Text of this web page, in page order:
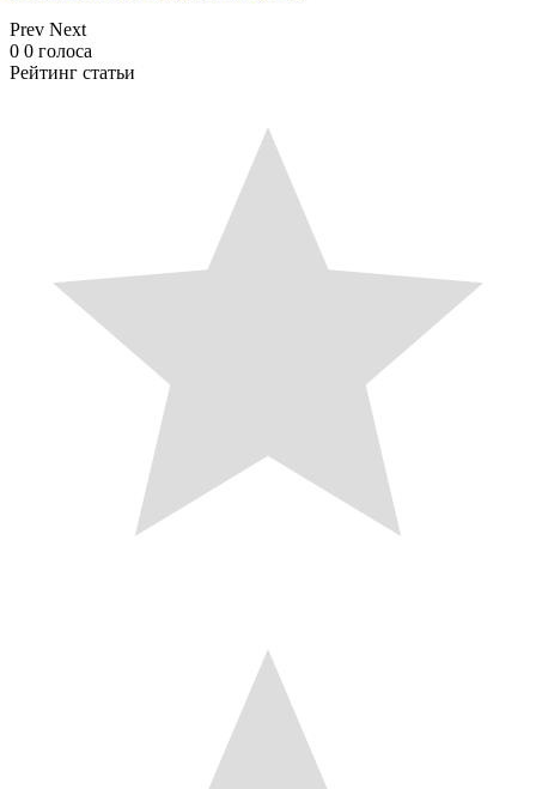
Prev Next
0 0 голоса
Рейтинг статьи